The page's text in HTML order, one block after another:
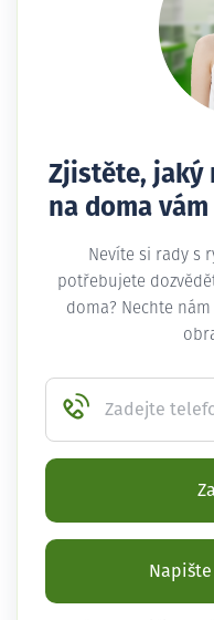
Zjistěte, jaký
na doma
Nevíte si rady s
potřebujete
doma? Nechte
Zadejte